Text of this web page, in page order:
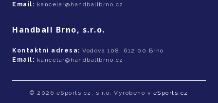
Email: kancelar@handballbrno.cz
Handball Brno, s.r.o.
Kontaktní adresa: Vodova 108, 612 00 Brno
Email: kancelar@handballbrno.cz
© 2026 eSports.cz, s.r.o. Vyrobeno v eSports.cz